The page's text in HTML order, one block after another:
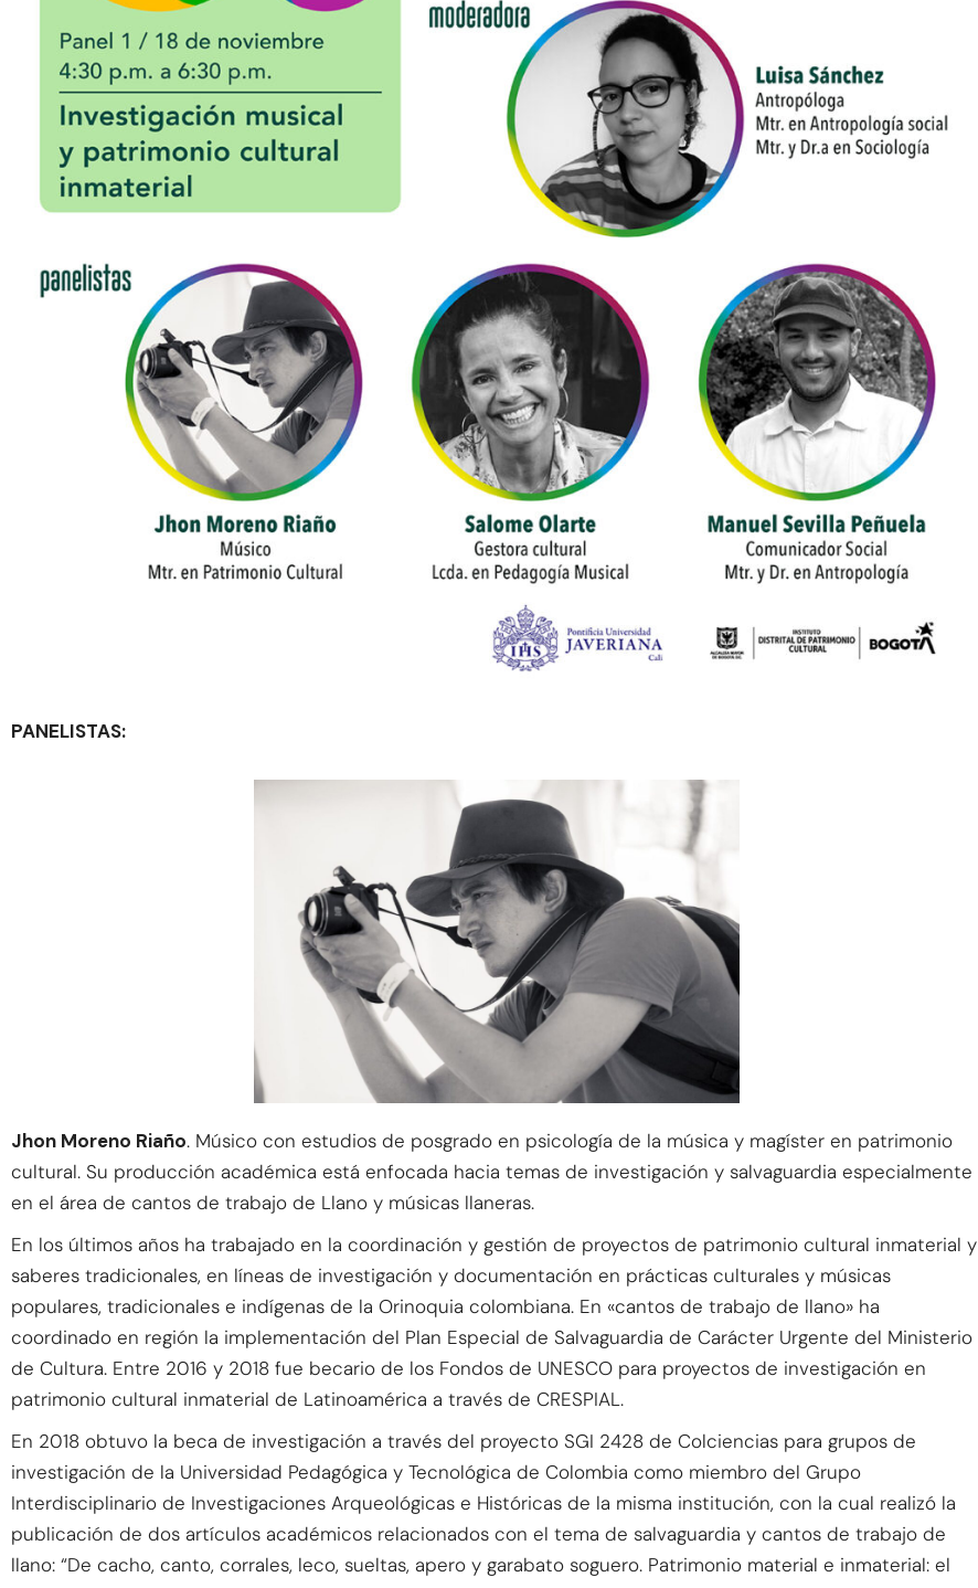
PANELISTAS:
Jhon Moreno Riaño. Músico con estudios de posgrado en psicología de la música y magíster en patrimonio
cultural. Su producción académica está enfocada hacia temas de investigación y salvaguardia especialmente
en el área de cantos de trabajo de Llano y músicas llaneras.
En los últimos años ha trabajado en la coordinación y gestión de proyectos de patrimonio cultural inmaterial y
saberes tradicionales, en líneas de investigación y documentación en prácticas culturales y músicas
populares, tradicionales e indígenas de la Orinoquia colombiana. En «cantos de trabajo de llano» ha
coordinado en región la implementación del Plan Especial de Salvaguardia de Carácter Urgente del Ministerio
de Cultura. Entre 2016 y 2018 fue becario de los Fondos de UNESCO para proyectos de investigación en
patrimonio cultural inmaterial de Latinoamérica a través de CRESPIAL.
En 2018 obtuvo la beca de investigación a través del proyecto SGI 2428 de Colciencias para grupos de
investigación de la Universidad Pedagógica y Tecnológica de Colombia como miembro del Grupo
Interdisciplinario de Investigaciones Arqueológicas e Históricas de la misma institución, con la cual realizó la
publicación de dos artículos académicos relacionados con el tema de salvaguardia y cantos de trabajo de
llano: “De cacho, canto, corrales, leco, sueltas, apero y garabato soguero. Patrimonio material e inmaterial: el